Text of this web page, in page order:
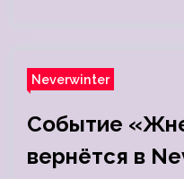
Neverwinter
Событие
вернётся в